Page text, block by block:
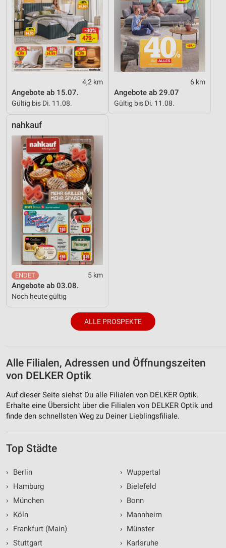
4,2 km
Angebote ab 15.07.
Gültig bis Di. 11.08.
6 km
Angebote ab 29.07
Gültig bis Di. 11.08.
nahkauf
5 km
Angebote ab 03.08.
Noch heute gültig
ALLE PROSPEKTE
Alle Filialen, Adressen und Öffnungszeiten
von DELKER Optik
Auf dieser Seite siehst Du alle Filialen von DELKER Optik.
Erhalte eine Übersicht über die Filialen von DELKER Optik und
finde den schnellsten Weg zu Deiner Lieblingsfiliale.
Top Städte
›
Berlin
›
Hamburg
›
München
›
Köln
›
Frankfurt (Main)
› Stuttgart
› Wuppertal
› Bielefeld
› Bonn
› Mannheim
› Münster
› Karlsruhe